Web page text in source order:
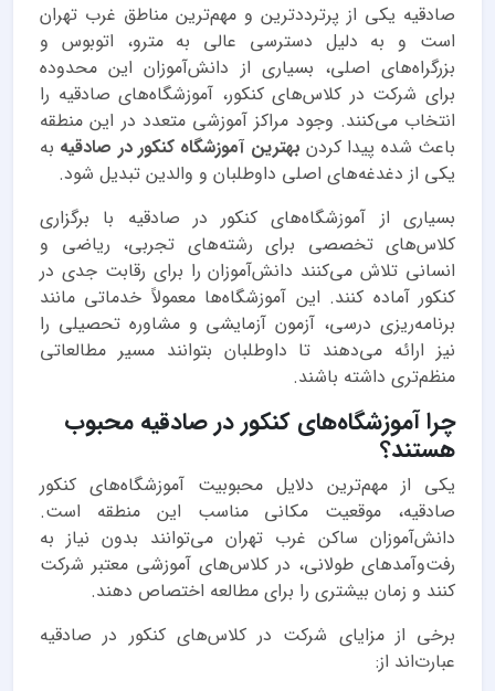
صادقیه یکی از پرترددترین و مهم‌ترین مناطق غرب تهران
است و به دلیل دسترسی عالی به مترو، اتوبوس و
بزرگراه‌های اصلی، بسیاری از دانش‌آموزان این محدوده
برای شرکت در کلاس‌های کنکور، آموزشگاه‌های صادقیه را
انتخاب می‌کنند. وجود مراکز آموزشی متعدد در این منطقه
باعث شده پیدا کردن بهترین آموزشگاه کنکور در صادقیه به
یکی از دغدغه‌های اصلی داوطلبان و والدین تبدیل شود.
بسیاری از آموزشگاه‌های کنکور در صادقیه با برگزاری
کلاس‌های تخصصی برای رشته‌های تجربی، ریاضی و
انسانی تلاش می‌کنند دانش‌آموزان را برای رقابت جدی در
کنکور آماده کنند. این آموزشگاه‌ها معمولاً خدماتی مانند
برنامه‌ریزی درسی، آزمون آزمایشی و مشاوره تحصیلی را
نیز ارائه می‌دهند تا داوطلبان بتوانند مسیر مطالعاتی
منظم‌تری داشته باشند.
چرا آموزشگاه‌های کنکور در صادقیه محبوب
هستند؟
یکی از مهم‌ترین دلایل محبوبیت آموزشگاه‌های کنکور
صادقیه، موقعیت مکانی مناسب این منطقه است.
دانش‌آموزان ساکن غرب تهران می‌توانند بدون نیاز به
رفت‌وآمدهای طولانی، در کلاس‌های آموزشی معتبر شرکت
کنند و زمان بیشتری را برای مطالعه اختصاص دهند.
برخی از مزایای شرکت در کلاس‌های کنکور در صادقیه
عبارت‌اند از: